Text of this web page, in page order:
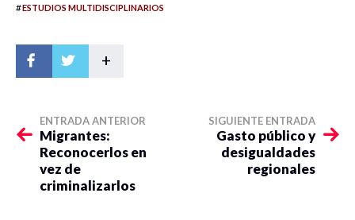
#ESTUDIOS MULTIDISCIPLINARIOS
+
ENTRADA ANTERIOR
Migrantes:
Reconocerlos en
vez de
criminalizarlos
SIGUIENTE ENTRADA
Gasto público y
desigualdades
regionales